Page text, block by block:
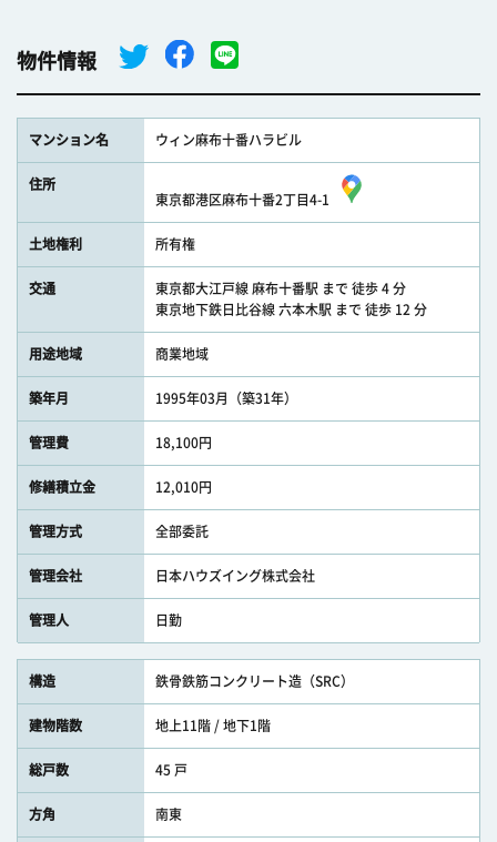
物件情報
マンション名 ウィン麻布十番ハラビル
住所
東京都港区麻布十番2丁目4-1
土地権利 所有権
交通
東京都大江戸線 麻布十番駅 まで 徒歩 4 分
東京地下鉄日比谷線 六本木駅 まで 徒歩 12 分
用途地域 商業地域
築年月 1995年03月（築31年）
管理費 18,100円
修繕積立金 12,010円
管理方式 全部委託
管理会社 日本ハウズイング株式会社
管理人 日勤
構造 鉄骨鉄筋コンクリート造（SRC）
建物階数 地上11階 / 地下1階
総戸数 45 戸
方角 南東